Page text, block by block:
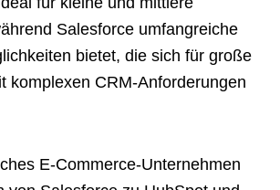
Salesforce umfangreiche
bietet, die sich für große
komplexen CRM-Anforderungen
E-Commerce-Unternehmen